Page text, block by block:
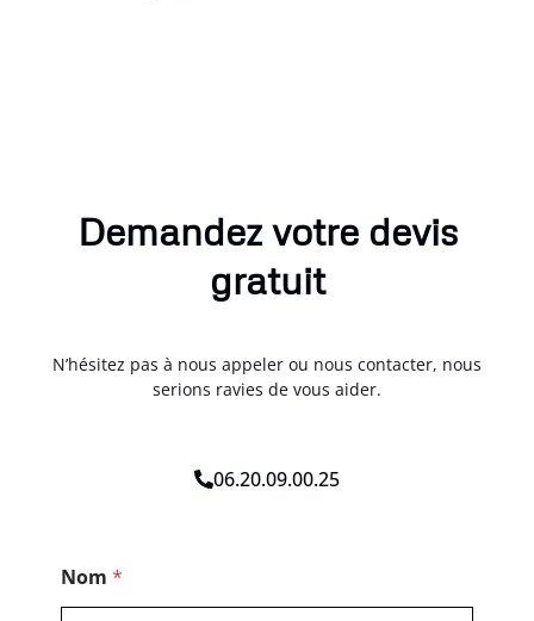
Demandez votre devis
gratuit
N’hésitez pas à nous appeler ou nous contacter, nous
serions ravies de vous aider.
06.20.09.00.25
Nom *